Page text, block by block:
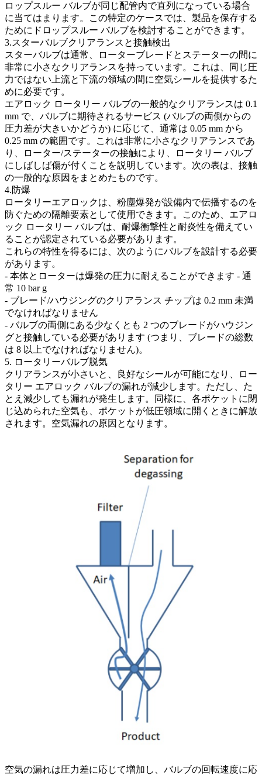
ロップスルー バルブが同じ配管内で直列になっている場合
に当てはまります。この特定のケースでは、製品を保存する
ためにドロップスルー バルブを検討することができます。
3.スターバルブクリアランスと接触検出
スターバルブは通常、ローターブレードとステーターの間に
非常に小さなクリアランスを持っています。これは、同じ圧
力ではない上流と下流の領域の間に空気シールを提供するた
めに必要です。
エアロック ロータリー バルブの一般的なクリアランスは 0.1
mm で、バルブに期待されるサービス (バルブの両側からの
圧力差が大きいかどうか) に応じて、通常は 0.05 mm から
0.25 mm の範囲です。これは非常に小さなクリアランスであ
り、ローター/ステーターの接触により、ロータリー バルブ
にしばしば傷が付くことを説明しています。次の表は、接触
の一般的な原因をまとめたものです。
4.防爆
ロータリーエアロックは、粉塵爆発が設備内で伝播するのを
防ぐための隔離要素として使用できます。このため、エアロ
ック ロータリー バルブは、耐爆衝撃性と耐炎性を備えてい
ることが認定されている必要があります。
これらの特性を得るには、次のようにバルブを設計する必要
があります。
- 本体とローターは爆発の圧力に耐えることができます - 通
常 10 bar g
- ブレード/ハウジングのクリアランス チップは 0.2 mm 未満
でなければなりません
- バルブの両側にある少なくとも 2 つのブレードがハウジン
グと接触している必要があります (つまり、ブレードの総数
は 8 以上でなければなりません)。
5. ロータリーバルブ脱気
クリアランスが小さいと、良好なシールが可能になり、ロー
タリー エアロック バルブの漏れが減少します。ただし、た
とえ減少しても漏れが発生します。同様に、各ポケットに閉
じ込められた空気も、ポケットが低圧領域に開くときに解放
されます。空気漏れの原因となります。
空気の漏れは圧力差に応じて増加し、バルブの回転速度に応